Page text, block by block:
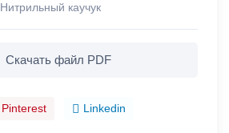
Нитрильный каучук
Скачать файл PDF
Pinterest Linkedin